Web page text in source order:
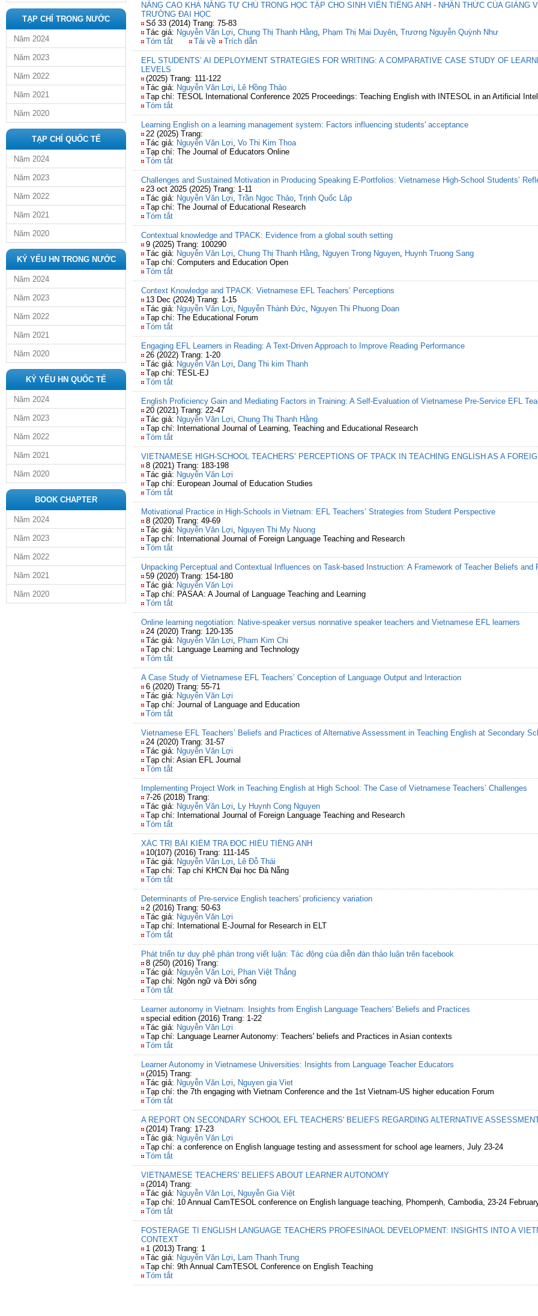
TẠP CHÍ TRONG NƯỚC
Năm 2024
Năm 2023
Năm 2022
Năm 2021
Năm 2020
TẠP CHÍ QUỐC TẾ
Năm 2024
Năm 2023
Năm 2022
Năm 2021
Năm 2020
KỶ YẾU HN TRONG NƯỚC
Năm 2024
Năm 2023
Năm 2022
Năm 2021
Năm 2020
KỶ YẾU HN QUỐC TẾ
Năm 2024
Năm 2023
Năm 2022
Năm 2021
Năm 2020
BOOK CHAPTER
Năm 2024
Năm 2023
Năm 2022
Năm 2021
Năm 2020
NÂNG CAO KHẢ NĂNG TỰ CHỦ TRONG HỌC TẬP CHO SINH VIÊN TIẾNG ANH - NHẬN THỨC CỦA GIẢNG
TRƯỜNG ĐẠI HỌC
Số 33 (2014) Trang: 75-83
Tác giả: Nguyễn Văn Lợi, Chung Thị Thanh Hằng, Phạm Thị Mai Duyên, Trương Nguyễn Quỳnh Như
Tóm tắt
Tải về Trích dẫn
EFL STUDENTS’ AI DEPLOYMENT STRATEGIES FOR WRITING: A COMPARATIVE CASE STUDY OF
LEVELS
(2025) Trang: 111-122
Tác giả: Nguyễn Văn Lợi, Lê Hồng Thảo
Tạp chí: TESOL International Conference 2025 Proceedings: Teaching English with INTESOL in an Artificial
Tóm tắt
Learning English on a learning management system: Factors influencing students' acceptance
22 (2025) Trang:
Tác giả: Nguyễn Văn Lợi, Vo Thi Kim Thoa
Tạp chí: The Journal of Educators Online
Tóm tắt
Challenges and Sustained Motivation in Producing Speaking E-Portfolios: Vietnamese High-School Students’
23 oct 2025 (2025) Trang: 1-11
Tác giả: Nguyễn Văn Lợi, Trần Ngọc Thảo, Trịnh Quốc Lập
Tạp chí: The Journal of Educational Research
Tóm tắt
Contextual knowledge and TPACK: Evidence from a global south setting
9 (2025) Trang: 100290
Tác giả: Nguyễn Văn Lợi, Chung Thị Thanh Hằng, Nguyen Trong Nguyen, Huynh Truong Sang
Tạp chí: Computers and Education Open
Tóm tắt
Context Knowledge and TPACK: Vietnamese EFL Teachers’ Perceptions
13 Dec (2024) Trang: 1-15
Tác giả: Nguyễn Văn Lợi, Nguyễn Thành Đức, Nguyen Thi Phuong Doan
Tạp chí: The Educational Forum
Tóm tắt
Engaging EFL Learners in Reading: A Text-Driven Approach to Improve Reading Performance
26 (2022) Trang: 1-20
Tác giả: Nguyễn Văn Lợi, Dang Thi kim Thanh
Tạp chí: TESL-EJ
Tóm tắt
English Proficiency Gain and Mediating Factors in Training: A Self-Evaluation of Vietnamese Pre-Service EFL
20 (2021) Trang: 22-47
Tác giả: Nguyễn Văn Lợi, Chung Thị Thanh Hằng
Tạp chí: International Journal of Learning, Teaching and Educational Research
Tóm tắt
VIETNAMESE HIGH-SCHOOL TEACHERS’ PERCEPTIONS OF TPACK IN TEACHING ENGLISH AS A
8 (2021) Trang: 183-198
Tác giả: Nguyễn Văn Lợi
Tạp chí: European Journal of Education Studies
Tóm tắt
Motivational Practice in High-Schools in Vietnam: EFL Teachers’ Strategies from Student Perspective
8 (2020) Trang: 49-69
Tác giả: Nguyễn Văn Lợi, Nguyen Thi My Nuong
Tạp chí: International Journal of Foreign Language Teaching and Research
Tóm tắt
Unpacking Perceptual and Contextual Influences on Task-based Instruction: A Framework of Teacher Beliefs and
59 (2020) Trang: 154-180
Tác giả: Nguyễn Văn Lợi
Tạp chí: PASAA: A Journal of Language Teaching and Learning
Tóm tắt
Online learning negotiation: Native-speaker versus nonnative speaker teachers and Vietnamese EFL learners
24 (2020) Trang: 120-135
Tác giả: Nguyễn Văn Lợi, Pham Kim Chi
Tạp chí: Language Learning and Technology
Tóm tắt
A Case Study of Vietnamese EFL Teachers’ Conception of Language Output and Interaction
6 (2020) Trang: 55-71
Tác giả: Nguyễn Văn Lợi
Tạp chí: Journal of Language and Education
Tóm tắt
Vietnamese EFL Teachers’ Beliefs and Practices of Alternative Assessment in Teaching English at Secondary
24 (2020) Trang: 31-57
Tác giả: Nguyễn Văn Lợi
Tạp chí: Asian EFL Journal
Tóm tắt
Implementing Project Work in Teaching English at High School: The Case of Vietnamese Teachers’ Challenges
7-26 (2018) Trang:
Tác giả: Nguyễn Văn Lợi, Ly Huynh Cong Nguyen
Tạp chí: International Journal of Foreign Language Teaching and Research
Tóm tắt
XÁC TRỊ BÀI KIỂM TRA ĐỌC HIỂU TIẾNG ANH
10(107) (2016) Trang: 111-145
Tác giả: Nguyễn Văn Lợi, Lê Đỗ Thái
Tạp chí: Tạp chí KHCN Đại học Đà Nẵng
Tóm tắt
Determinants of Pre-service English teachers' proficiency variation
2 (2016) Trang: 50-63
Tác giả: Nguyễn Văn Lợi
Tạp chí: International E-Journal for Research in ELT
Tóm tắt
Phát triển tư duy phê phán trong viết luận: Tác động cúa diễn đàn thảo luận trên facebook
8 (250) (2016) Trang:
Tác giả: Nguyễn Văn Lợi, Phan Việt Thắng
Tạp chí: Ngôn ngữ và Đời sống
Tóm tắt
Learner autonomy in Vietnam: Insights from English Language Teachers' Beliefs and Practices
special edition (2016) Trang: 1-22
Tác giả: Nguyễn Văn Lợi
Tạp chí: Language Learner Autonomy: Teachers' beliefs and Practices in Asian contexts
Tóm tắt
Learner Autonomy in Vietnamese Universities: Insights from Language Teacher Educators
(2015) Trang:
Tác giả: Nguyễn Văn Lợi, Nguyen gia Viet
Tạp chí: the 7th engaging with Vietnam Conference and the 1st Vietnam-US higher education Forum
Tóm tắt
A REPORT ON SECONDARY SCHOOL EFL TEACHERS' BELIEFS REGARDING ALTERNATIVE
(2014) Trang: 17-23
Tác giả: Nguyễn Văn Lợi
Tạp chí: a conference on English language testing and assessment for school age learners, July 23-24
Tóm tắt
VIETNAMESE TEACHERS' BELIEFS ABOUT LEARNER AUTONOMY
(2014) Trang:
Tác giả: Nguyễn Văn Lợi, Nguyễn Gia Việt
Tạp chí: 10 Annual CamTESOL conference on English language teaching, Phompenh, Cambodia, 23-24
Tóm tắt
FOSTERAGE TI ENGLISH LANGUAGE TEACHERS PROFESINAOL DEVELOPMENT: INSIGHTS INTO A
CONTEXT
1 (2013) Trang: 1
Tác giả: Nguyễn Văn Lợi, Lam Thanh Trung
Tạp chí: 9th Annual CamTESOL Conference on English Teaching
Tóm tắt